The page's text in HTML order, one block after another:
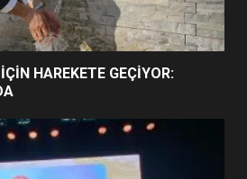
2026’DA TÜRK BAHARATI
TEMSİL ETTİ?
KRİTİK ATAMA:
NE
HAREKETE GEÇİYOR: